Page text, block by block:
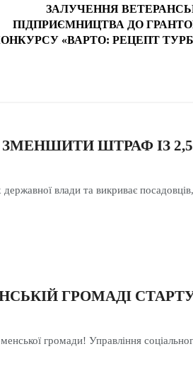
ЗАЛУЧЕННЯ
ПІДПРИЄМНИЦТВА ДО
«ВАРТО: РЕЦЕПТ
ЗМЕНШИТИ ШТРАФ ІЗ
влади та викриває посадовців,
ГРОМАДІ
громади! Управління